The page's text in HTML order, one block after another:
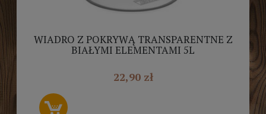
WIADRO Z POKRYWĄ TRANSPARENTNE Z
BIAŁYMI ELEMENTAMI 5L
22,90 zł